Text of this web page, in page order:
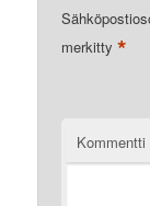
merkitty*
Kommentti